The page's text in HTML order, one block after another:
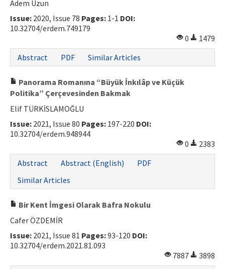
Adem Uzun
Issue: 2020, Issue 78 Pages: 1-1 DOI:
10.32704/erdem.749179
0
1479
Abstract
PDF Similar Articles
Panorama Romanına “Büyük İnkılâp ve Küçük
Politika” Çerçevesinden Bakmak
Elif TÜRKİSLAMOĞLU
Issue: 2021, Issue 80 Pages: 197-220 DOI:
10.32704/erdem.948944
0
2383
Abstract
Abstract (English)
PDF
Similar Articles
Bir Kent İmgesi Olarak Bafra Nokulu
Cafer ÖZDEMİR
Issue: 2021, Issue 81 Pages:93-120 DOI:
10.32704/erdem.2021.81.093
7887
3898